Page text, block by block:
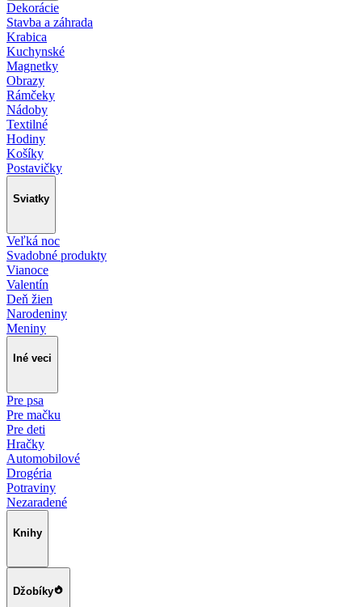
Dekorácie
Stavba a záhrada
Krabica
Kuchynské
Magnetky
Obrazy
Rámčeky
Nádoby
Textilné
Hodiny
Košíky
Postavičky
Sviatky
Veľká noc
Svadobné produkty
Vianoce
Valentín
Deň žien
Narodeniny
Meniny
Iné veci
Pre psa
Pre mačku
Pre deti
Hračky
Automobilové
Drogéria
Potraviny
Nezaradené
Knihy
Džobíky